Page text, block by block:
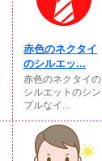
赤色のネクタイ
のシルエッ...
赤色のネクタイの
シルエットのシン
プルなイ...